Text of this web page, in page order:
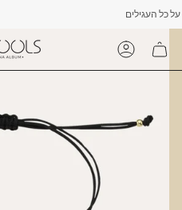
Account